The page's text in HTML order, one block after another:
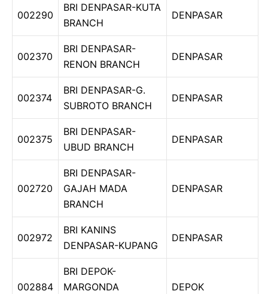
002290
BRI DENPASAR-KUTA
BRANCH
DENPASAR
002370
BRI DENPASAR-
RENON BRANCH
DENPASAR
002374
BRI DENPASAR-G.
SUBROTO BRANCH
DENPASAR
002375
BRI DENPASAR-
UBUD BRANCH
DENPASAR
002720
BRI DENPASAR-
GAJAH MADA
BRANCH
DENPASAR
002972
BRI KANINS
DENPASAR-KUPANG
DENPASAR
002884
BRI DEPOK-
MARGONDA
DEPOK